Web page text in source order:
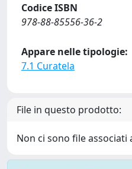
Codice ISBN
978-88-85556-36-2
Appare nelle tipologie:
7.1 Curatela
File in questo prodotto:
Non ci sono file